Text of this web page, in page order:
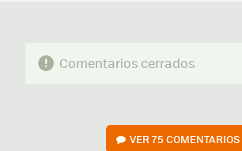
Comentarios cerrados
VER75 COMENTARIOS